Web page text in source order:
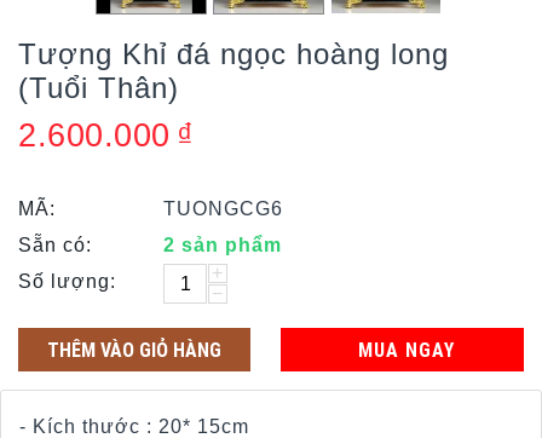
Tượng Khỉ đá ngọc hoàng long
(Tuổi Thân)
2.600.000 ₫
MÃ:
TUONGCG6
Sẵn có:
2 sản phẩm
Số lượng:
+
−
THÊM VÀO GIỎ HÀNG MUA NGAY
- Kích thước : 20* 15cm